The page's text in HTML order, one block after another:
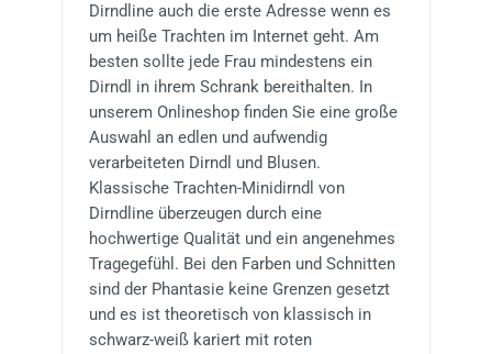
Dirndline auch die erste Adresse wenn es
um heiße Trachten im Internet geht. Am
besten sollte jede Frau mindestens ein
Dirndl in ihrem Schrank bereithalten. In
unserem Onlineshop finden Sie eine große
Auswahl an edlen und aufwendig
verarbeiteten Dirndl und Blusen.
Klassische Trachten-Minidirndl von
Dirndline überzeugen durch eine
hochwertige Qualität und ein angenehmes
Tragegefühl. Bei den Farben und Schnitten
sind der Phantasie keine Grenzen gesetzt
und es ist theoretisch von klassisch in
schwarz-weiß kariert mit roten